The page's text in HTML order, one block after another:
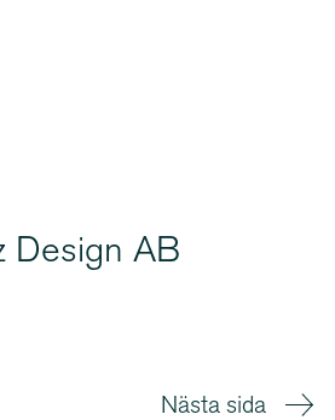
Design AB
Nästa sida